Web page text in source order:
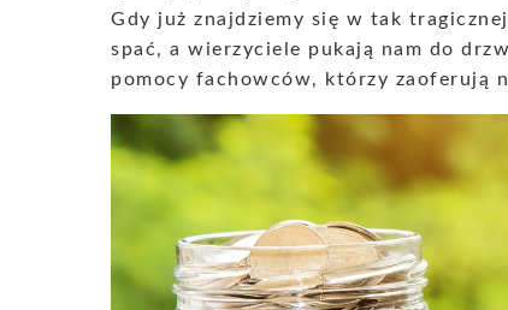
Gdy już znajdziemy się w tak
spać, a wierzyciele pukają nam do
pomocy fachowców, którzy zaoferują